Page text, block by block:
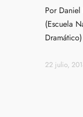
Por
(Escuela
22 julio,